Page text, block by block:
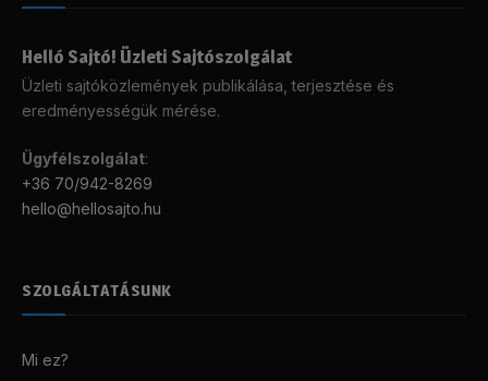
Helló Sajtó! Üzleti Sajtószolgálat
Üzleti sajtóközlemények publikálása, terjesztése és
eredményességük mérése.
Ügyfélszolgálat:
+36 70/942-8269
hello@hellosajto.hu
SZOLGÁLTATÁSUNK
Mi ez?